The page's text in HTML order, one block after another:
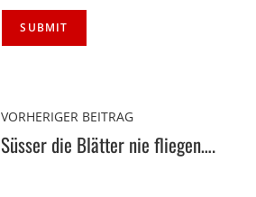
VORHERIGER BEITRAG
Süsser die Blätter nie fliegen….